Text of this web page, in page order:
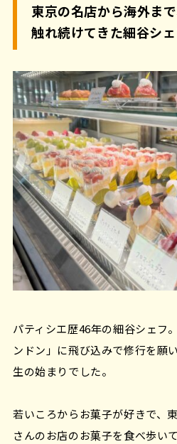
東京の名店から海外ま
触れ続けてきた細谷シ
パティシエ歴46年の細谷シェフ
ンドン」に飛び込みで修行を願
生の始まりでした。
若いころからお菓子が好きで、
さんのお店のお菓子を食べ歩い